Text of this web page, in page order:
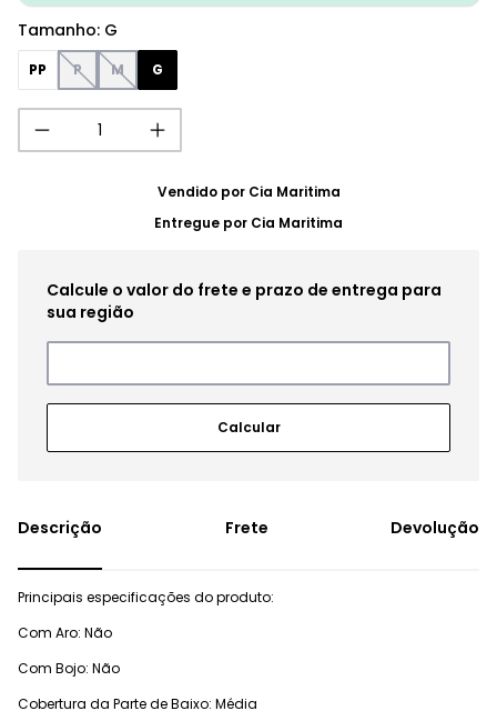
Tamanho: G
PP P M G
Vendido por Cia Maritima
Entregue por Cia Maritima
Frete Devolução
Principais especificações do produto:
Com Aro: Não
Com Bojo: Não
Cobertura da Parte de Baixo: Média